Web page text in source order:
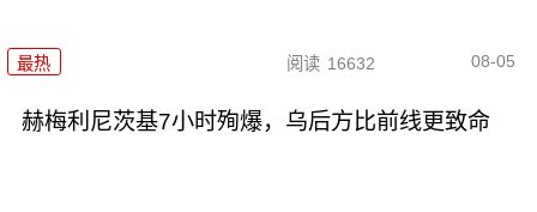
最热 阅读 16632 08-05
赫梅利尼茨基7小时殉爆，乌后方比前线更致命